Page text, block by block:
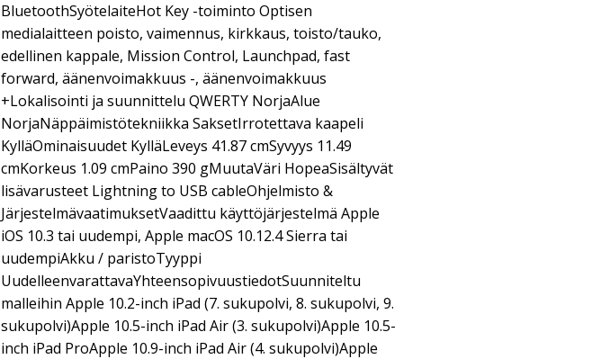
BluetoothSyötelaiteHot Key -toiminto Optisen
medialaitteen poisto, vaimennus, kirkkaus, toisto/tauko,
edellinen kappale, Mission Control, Launchpad, fast
forward, äänenvoimakkuus -, äänenvoimakkuus
+Lokalisointi ja suunnittelu QWERTY NorjaAlue
NorjaNäppäimistötekniikka SaksetIrrotettava kaapeli
KylläOminaisuudet KylläLeveys 41.87 cmSyvyys 11.49
cmKorkeus 1.09 cmPaino 390 gMuutaVäri HopeaSisältyvät
lisävarusteet Lightning to USB cableOhjelmisto &
JärjestelmävaatimuksetVaadittu käyttöjärjestelmä Apple
iOS 10.3 tai uudempi, Apple macOS 10.12.4 Sierra tai
uudempiAkku / paristoTyyppi
UudelleenvarattavaYhteensopivuustiedotSuunniteltu
malleihin Apple 10.2-inch iPad (7. sukupolvi, 8. sukupolvi, 9.
sukupolvi)Apple 10.5-inch iPad Air (3. sukupolvi)Apple 10.5-
inch iPad ProApple 10.9-inch iPad Air (4. sukupolvi)Apple